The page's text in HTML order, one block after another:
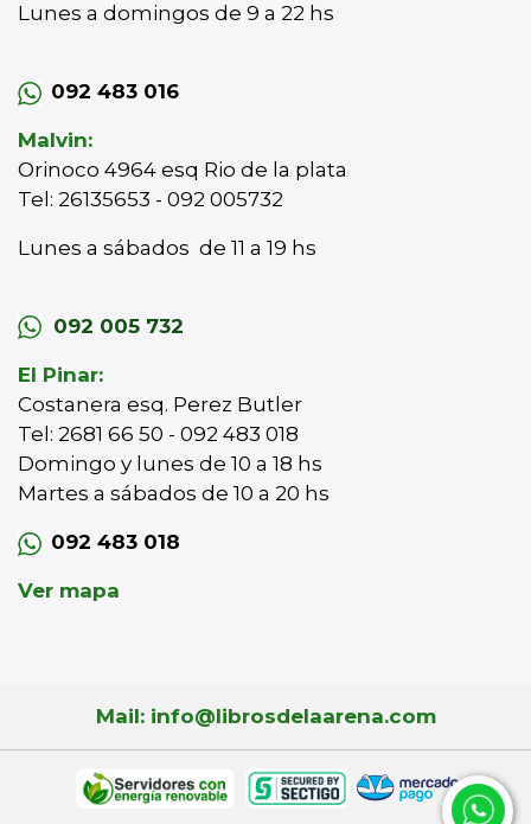
Lunes a domingos de 9 a 22 hs
092 483 016
Malvin:
Orinoco 4964 esq Rio de la plata
Tel: 26135653 - 092 005732
Lunes a sábados de 11 a 19 hs
092 005 732
El Pinar:
Costanera esq. Perez Butler
Tel: 2681 66 50 - 092 483 018
Domingo y lunes de 10 a 18 hs
Martes a sábados de 10 a 20 hs
092 483 018
Ver mapa
Mail: info@librosdelaarena.com